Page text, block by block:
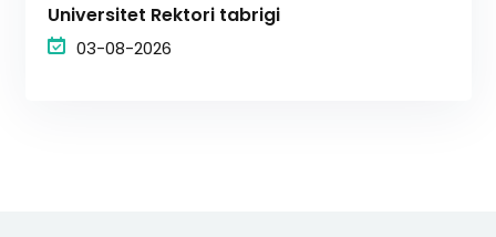
Universitet Rektori tabrigi
03-08-2026